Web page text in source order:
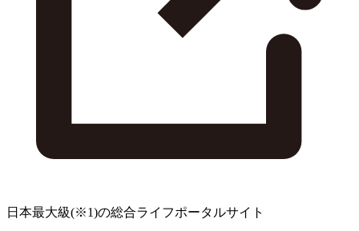
日本最大級(※1)の総合ライフポータルサイト